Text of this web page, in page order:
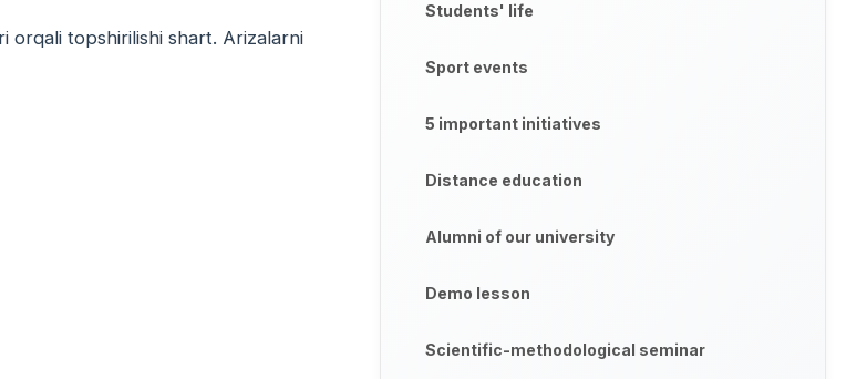
orqali topshirilishi shart. Arizalarni
Students' life
Sport events
5 important initiatives
Distance education
Alumni of our university
Demo lesson
Scientific-methodological seminar